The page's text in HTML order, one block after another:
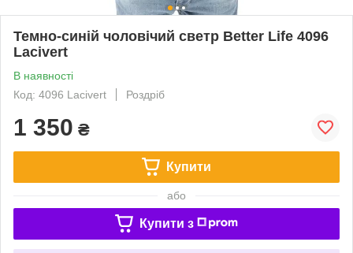
Темно-синій чоловічий светр Better Life 4096
Lacivert
В наявності
Код: 4096 Lacivert
Роздріб
1 350 ₴
Купити
або
Купити з